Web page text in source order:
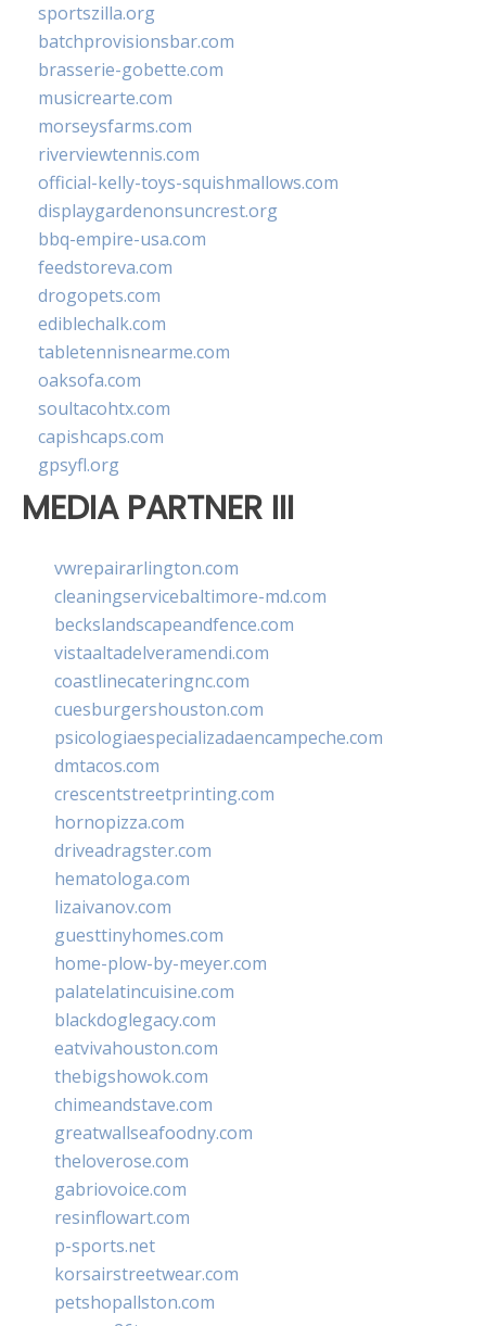
sportszilla.org
batchprovisionsbar.com
brasserie-gobette.com
musicrearte.com
morseysfarms.com
riverviewtennis.com
official-kelly-toys-squishmallows.com
displaygardenonsuncrest.org
bbq-empire-usa.com
feedstoreva.com
drogopets.com
ediblechalk.com
tabletennisnearme.com
oaksofa.com
soultacohtx.com
capishcaps.com
gpsyfl.org
MEDIA PARTNER III
vwrepairarlington.com
cleaningservicebaltimore-md.com
beckslandscapeandfence.com
vistaaltadelveramendi.com
coastlinecateringnc.com
cuesburgershouston.com
psicologiaespecializadaencampeche.com
dmtacos.com
crescentstreetprinting.com
hornopizza.com
driveadragster.com
hematologa.com
lizaivanov.com
guesttinyhomes.com
home-plow-by-meyer.com
palatelatincuisine.com
blackdoglegacy.com
eatvivahouston.com
thebigshowok.com
chimeandstave.com
greatwallseafoodny.com
theloverose.com
gabriovoice.com
resinflowart.com
p-sports.net
korsairstreetwear.com
petshopallston.com